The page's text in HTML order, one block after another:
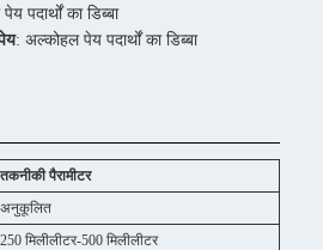
पदार्थों का डिब्बा
: अल्कोहल पेय पदार्थों का डिब्बा
तकनीकी पैरामीटर
अनुकूलित
250 मिलीलीटर-500 मिलीलीटर